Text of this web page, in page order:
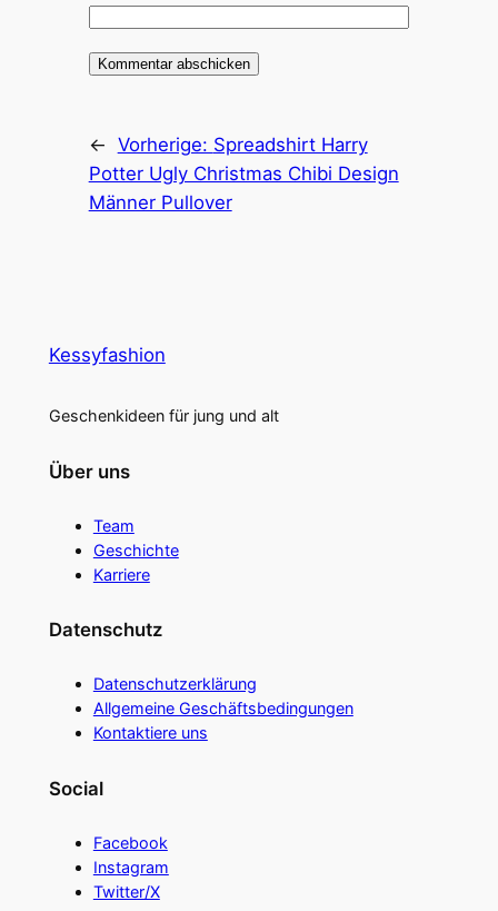
← Vorherige: Spreadshirt Harry
Potter Ugly Christmas Chibi Design
Männer Pullover
Kessyfashion
Geschenkideen für jung und alt
Über uns
Team
Geschichte
Karriere
Datenschutz
Datenschutzerklärung
Allgemeine Geschäftsbedingungen
Kontaktiere uns
Social
Facebook
Instagram
Twitter/X